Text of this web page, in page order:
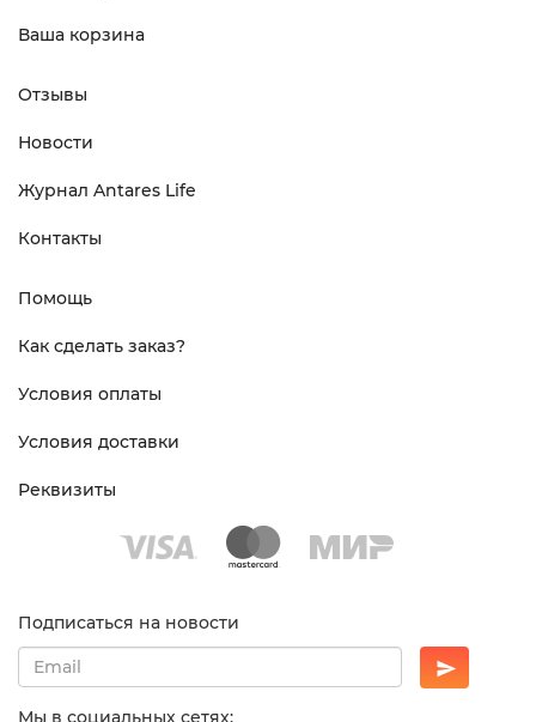
Ваша корзина
Отзывы
Новости
Журнал Antares Life
Контакты
Помощь
Как сделать заказ?
Условия оплаты
Условия доставки
Реквизиты
Подписаться на новости
Мы в социальных сетях: